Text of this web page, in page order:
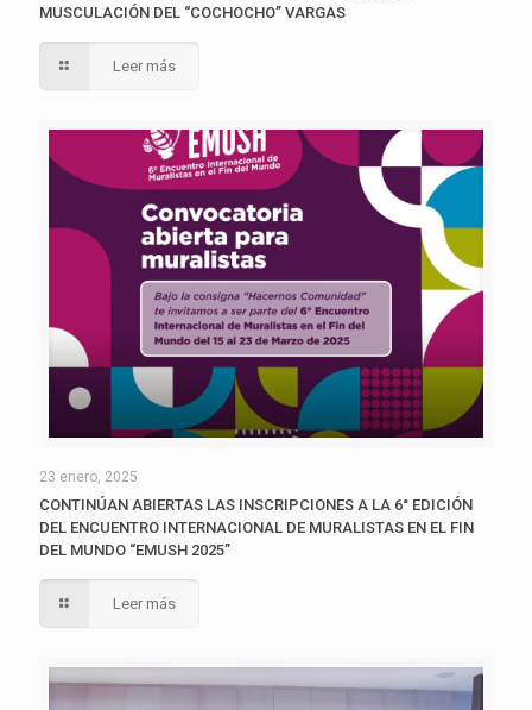
MUSCULACIÓN DEL “COCHOCHO” VARGAS
Leer más
23 enero, 2025
CONTINÚAN ABIERTAS LAS INSCRIPCIONES A LA 6° EDICIÓN
DEL ENCUENTRO INTERNACIONAL DE MURALISTAS EN EL FIN
DEL MUNDO “EMUSH 2025”
Leer más